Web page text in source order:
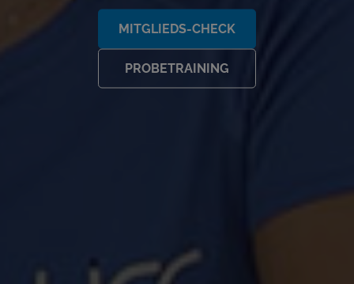
MITGLIEDS-CHECK
PROBETRAINING